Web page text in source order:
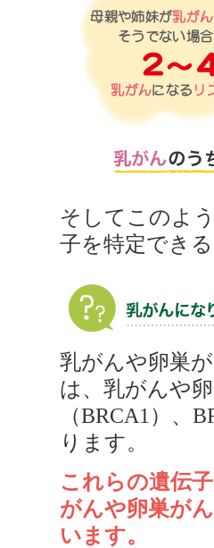
そしてこのよ
子を特定でき
乳がんや卵巣
は、乳がんや
（BRCA1）、
ります。
これらの遺伝
がんや卵巣が
います。